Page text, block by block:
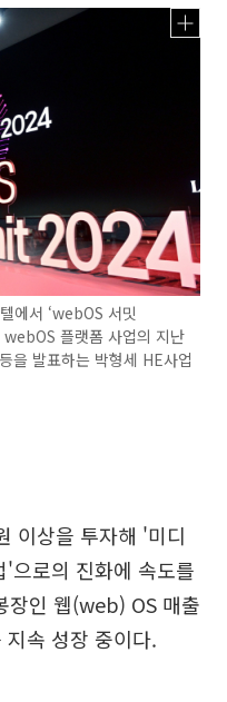
에서 ‘webOS 서밋
플랫폼 사업의 지난
을 발표하는 박형세 HE사업
이상을 투자해 '미디
으로의 진화에 속도를
장인 웹(web) OS 매출
속 성장 중이다.